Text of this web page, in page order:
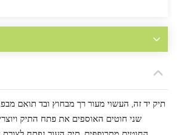
תיק יד זה, העשוי מעור רך מבחוץ ובד תואם
שני חוטים האוספים את פתח התיק